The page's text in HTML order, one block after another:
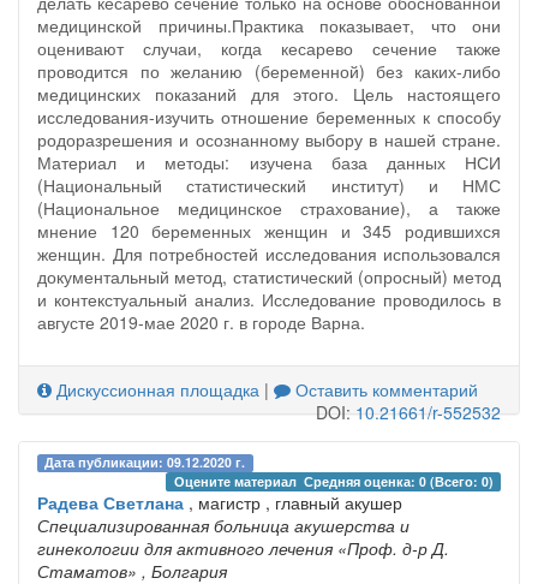
медицинской причины.Практика показывает, что они
оценивают случаи, когда кесарево сечение также
проводится по желанию (беременной) без каких-либо
медицинских показаний для этого. Цель настоящего
исследования-изучить отношение беременных к способу
родоразрешения и осознанному выбору в нашей стране.
Материал и методы: изучена база данных НСИ
(Национальный статистический институт) и НМС
(Национальное медицинское страхование), а также
мнение 120 беременных женщин и 345 родившихся
женщин. Для потребностей исследования использовался
документальный метод, статистический (опросный) метод
и контекстуальный анализ. Исследование проводилось в
августе 2019-мае 2020 г. в городе Варна.
Дискуссионная площадка |
Оставить комментарий
DOI:10.21661/r-552532
Дата публикации: 09.12.2020 г.
Оцените материал Средняя оценка: 0 (Всего: 0)
Радева Светлана , магистр , главный акушер
Специализированная больница акушерства и
гинекологии для активного лечения «Проф. д-р Д.
Стаматов» , Болгария